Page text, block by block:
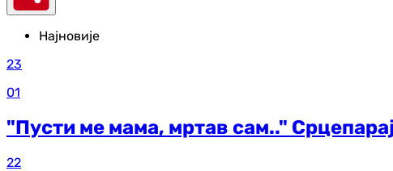
Најновије
23
01
"Пусти ме мама, мртав сам.."
22